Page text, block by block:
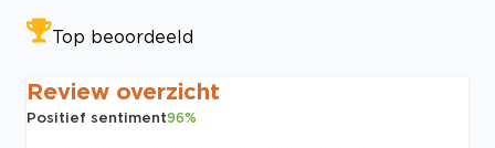
Top beoordeeld
Review overzicht
Positief sentiment96%